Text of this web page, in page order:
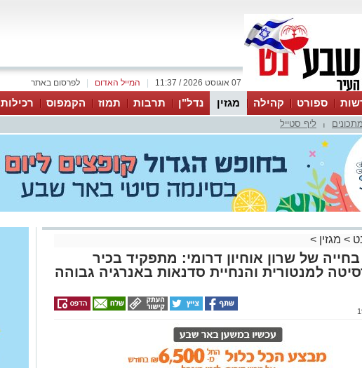
לפרסום באתר המייל האדום 07 אוגוסט 2026 / 11:37
ספורט קהילה מגזין נדל"ן תרבות תמוז הקמפוס רכילות
והמלצותמתכונים ליף סטייל
> מגזין >
של שרון אוחיון דרומי: מתפקיד בכיר
למנטורית והנחיית סדנאות באנרגיה גבוהה
שרון אוחיון דרומי
שרון אוחיון דרומי (50) מגבעות בר, היא סמל לשינוי פנימי למען עצמך.